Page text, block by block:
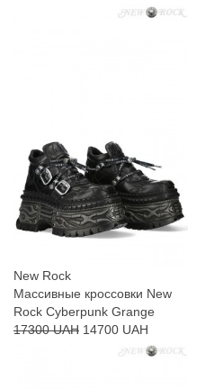
New Rock
Массивные кроссовки New
Rock Cyberpunk Grange
17300 UAH 14700 UAH